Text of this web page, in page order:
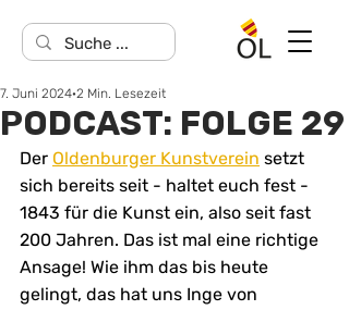
PODCAST: FOLGE 29
7. Juni 2024 2 Min. Lesezeit
Der Oldenburger Kunstverein setzt
sich bereits seit - haltet euch fest -
1843 für die Kunst ein, also seit fast
200 Jahren. Das ist mal eine richtige
Ansage! Wie ihm das bis heute
gelingt, das hat uns Inge von